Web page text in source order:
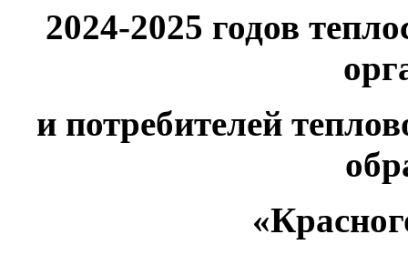
2024-2025 годов
и потребителей